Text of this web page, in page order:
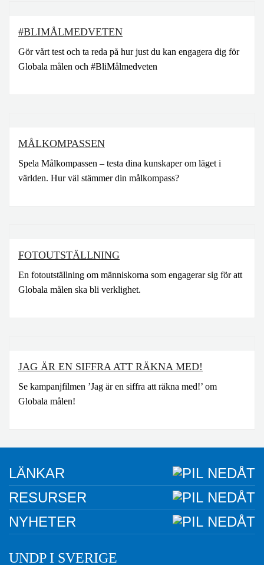
#BLIMÅLMEDVETEN
Gör vårt test och ta reda på hur just du kan engagera dig för
Globala målen och #BliMålmedveten
MÅLKOMPASSEN
Spela Målkompassen – testa dina kunskaper om läget i
världen. Hur väl stämmer din målkompass?
FOTOUTSTÄLLNING
En fotoutställning om människorna som engagerar sig för att
Globala målen ska bli verklighet.
JAG ÄR EN SIFFRA ATT RÄKNA MED!
Se kampanjfilmen ’Jag är en siffra att räkna med!’ om
Globala målen!
LÄNKAR
RESURSER
NYHETER
UNDP I SVERIGE